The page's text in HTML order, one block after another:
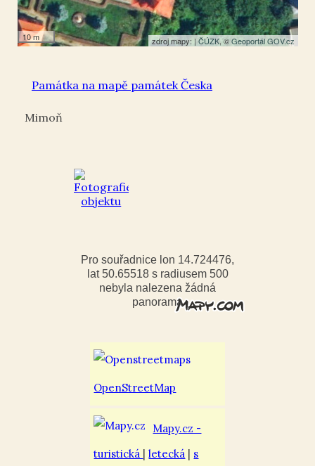
10 m zdroj mapy: | ČÚZK, ©Geoportál GOV.cz
Památka na mapě památek Česka
Mimoň
Pro souřadnice lon 14.724476,
lat 50.65518 s radiusem 500
nebyla nalezena žádná
panorama
OpenStreetMap
Mapy.cz -
turistická |letecká | s